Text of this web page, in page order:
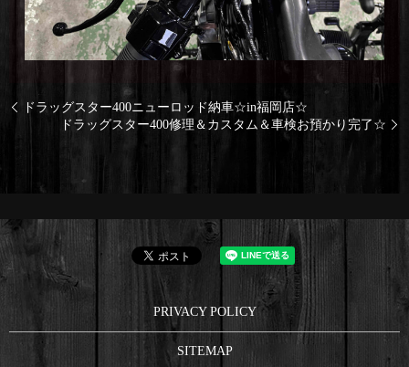
ドラッグスター400ニューロッド納車☆in福岡店☆
ドラッグスター400修理＆カスタム＆車検お預かり完了☆
PRIVACY POLICY
SITEMAP